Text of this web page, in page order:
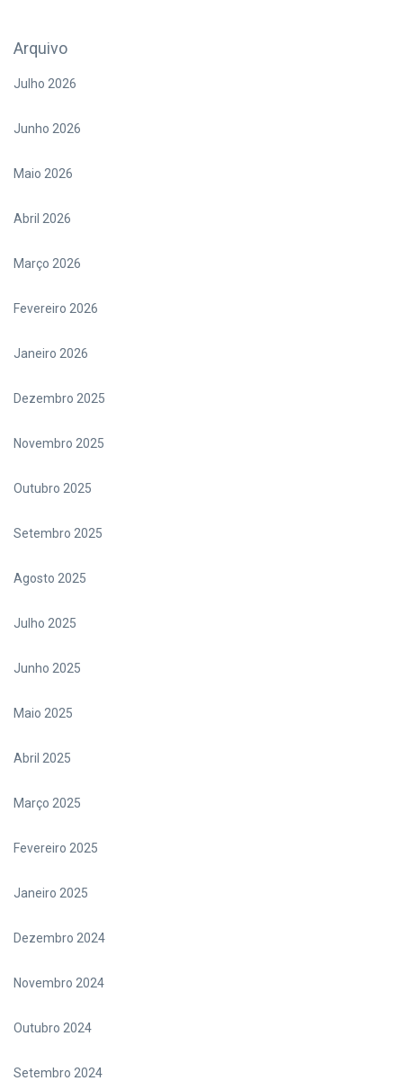
Arquivo
Julho 2026
Junho 2026
Maio 2026
Abril 2026
Março 2026
Fevereiro 2026
Janeiro 2026
Dezembro 2025
Novembro 2025
Outubro 2025
Setembro 2025
Agosto 2025
Julho 2025
Junho 2025
Maio 2025
Abril 2025
Março 2025
Fevereiro 2025
Janeiro 2025
Dezembro 2024
Novembro 2024
Outubro 2024
Setembro 2024